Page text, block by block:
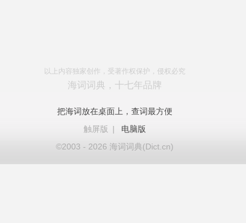
以上内容独家创作，受著作权保护，侵权必究
海词词典，十七年品牌
把海词放在桌面上，查词最方便
触屏版
|
电脑版
©2003 - 2026 海词词典(Dict.cn)